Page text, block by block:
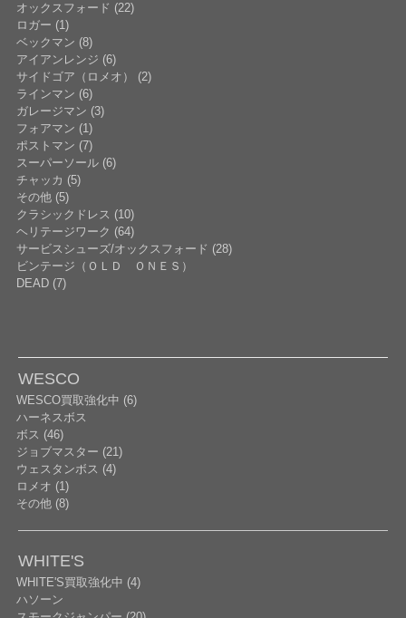
オックスフォード (22)
ロガー (1)
ベックマン (8)
アイアンレンジ (6)
サイドゴア（ロメオ） (2)
ラインマン (6)
ガレージマン (3)
フォアマン (1)
ポストマン (7)
スーパーソール (6)
チャッカ (5)
その他 (5)
クラシックドレス (10)
ヘリテージワーク (64)
サービスシューズ/オックスフォード (28)
ビンテージ（ＯＬＤ ＯＮＥＳ）
DEAD (7)
WESCO
WESCO買取強化中 (6)
ハーネスボス
ボス (46)
ジョブマスター (21)
ウェスタンボス (4)
ロメオ (1)
その他 (8)
WHITE'S
WHITE'S買取強化中 (4)
ハソーン